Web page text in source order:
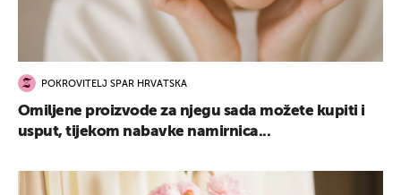
POKROVITELJ SPAR HRVATSKA
Omiljene proizvode za njegu sada možete kupiti i
usput, tijekom nabavke namirnica...